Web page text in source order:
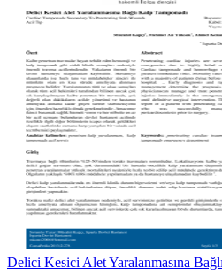
Delici Kesici Alet Yaralanmasına